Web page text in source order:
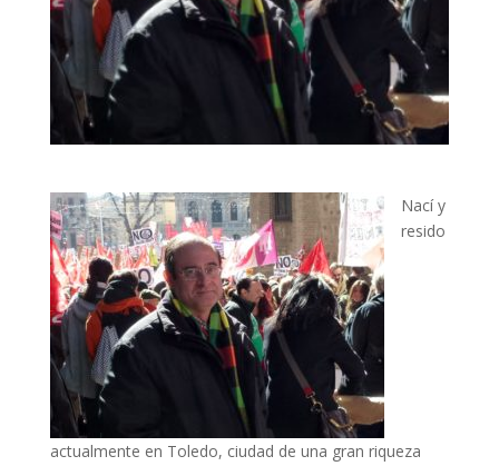
Nací y
resido
actualmente en Toledo, ciudad de una gran riqueza